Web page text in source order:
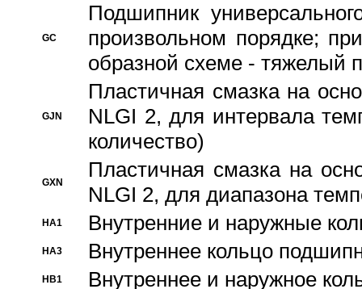
GC
Подшипник
произвольном порядке;
образной схеме - тяжелый
GJN
Пластичная смазка на
NLGI 2, для интервала
количество)
GXN
Пластичная смазка на
NLGI 2, для диапазона
HA1 Внутренние и наружные
HA3 Bнутреннее кольцо
HB1 Bнутреннее и наружное